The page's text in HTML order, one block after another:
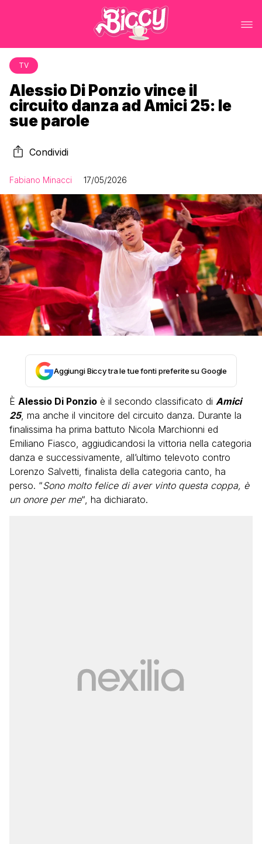
TV
Alessio Di Ponzio vince il
circuito danza ad Amici 25: le
sue parole
Condividi
Fabiano Minacci 17/05/2026
Aggiungi Biccy tra le tue fonti preferite su Google
È Alessio Di Ponzio è il secondo classificato di Amici
25, ma anche il vincitore del circuito danza. Durante la
finalissima ha prima battuto Nicola Marchionni ed
Emiliano Fiasco, aggiudicandosi la vittoria nella categoria
danza e successivamente, all’ultimo televoto contro
Lorenzo Salvetti, finalista della categoria canto, ha
perso. “Sono molto felice di aver vinto questa coppa, è
un onore per me“, ha dichiarato.